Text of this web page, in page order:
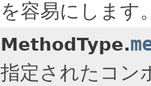
を容易にします
MethodType.
指定されたコン